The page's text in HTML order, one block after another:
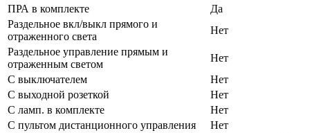
ПРА в комплекте
Да
Раздельное вкл/выкл прямого и
отраженного света
Нет
Раздельное управление прямым и
отраженным светом
Нет
С выключателем
Нет
С выходной розеткой
Нет
С ламп. в комплекте
Нет
С пультом дистанционного управления
Нет